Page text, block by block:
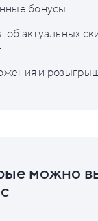
бонусы
актуальных
и
можно